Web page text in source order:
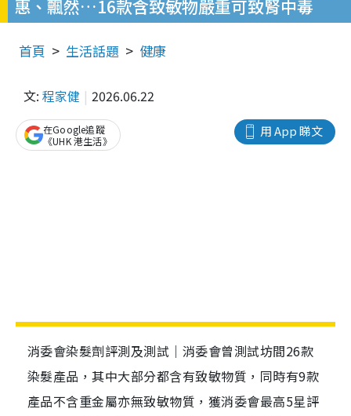
惠、飄然…16款含致敏物嚴重可致腎中毒
首頁 生活話題 健康
文: 程家健 2026.06.22
用 App 睇文
在Google追蹤
《UHK 港生活》
消委會染髮劑評測及測試｜消委會曾測試坊間26款
染髮產品，其中大部分都含有致敏物質，同時有9款
產品不含重金屬亦無致敏物質，獲消委會最高5星評